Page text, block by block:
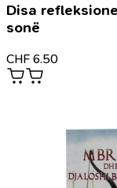
Disa
sonë
CHF 6.50